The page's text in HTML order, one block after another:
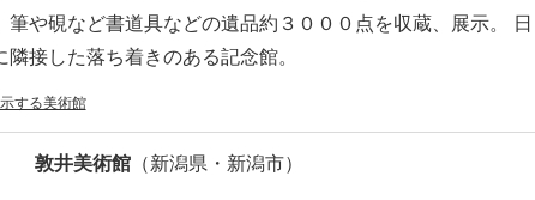
や硯など書道具などの遺品約３０００点を収蔵、展示。 日
接した落ち着きのある記念館。
示する美術館
敦井美術館（新潟県・新潟市）